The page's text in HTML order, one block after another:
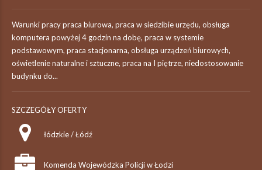
Warunki pracy praca biurowa, praca w siedzibie urzędu, obsługa
komputera powyżej 4 godzin na dobę, praca w systemie
podstawowym, praca stacjonarna, obsługa urządzeń biurowych,
oświetlenie naturalne i sztuczne, praca na I piętrze, niedostosowanie
budynku do...
SZCZEGÓŁY OFERTY
łódzkie / Łódź
Komenda Wojewódzka Policji w Łodzi